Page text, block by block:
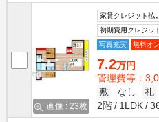
画像 : 23枚
家賃クレジット払
初期費用クレジッ
写真充実
無料オ
7.2万円
管理費等：
敷
なし 礼
2階
1LDK